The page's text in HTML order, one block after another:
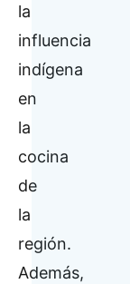
la
influencia
indígena
en
la
cocina
de
la
región.
Además,